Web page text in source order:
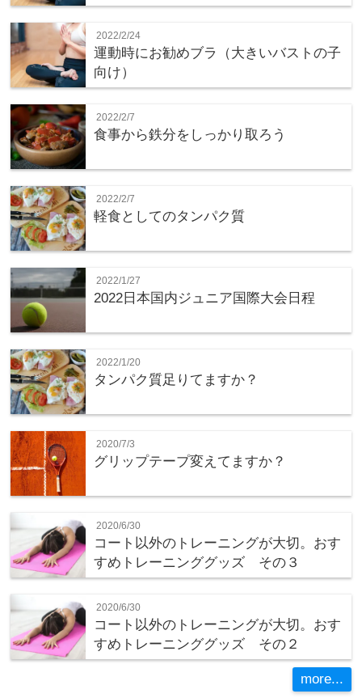
2022/2/24
運動時にお勧めブラ（大きいバストの子
向け）
2022/2/7
食事から鉄分をしっかり取ろう
2022/2/7
軽食としてのタンパク質
2022/1/27
2022日本国内ジュニア国際大会日程
2022/1/20
タンパク質足りてますか？
2020/7/3
グリップテープ変えてますか？
2020/6/30
コート以外のトレーニングが大切。おす
すめトレーニンググッズ その３
2020/6/30
コート以外のトレーニングが大切。おす
すめトレーニンググッズ その２
more...